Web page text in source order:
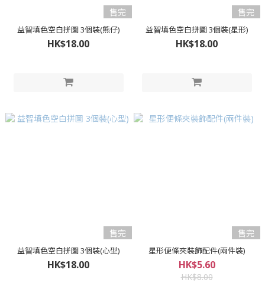
售完
益智填色空白拼圖 3個裝(熊仔)
HK$18.00
售完
益智填色空白拼圖 3個裝(星形)
HK$18.00
售完
益智填色空白拼圖 3個裝(心型)
HK$18.00
售完
星形便條夾裝飾配件(兩件裝)
HK$5.60
HK$8.00